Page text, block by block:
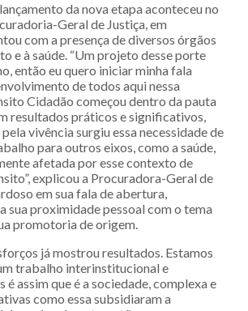
da nova etapa aconteceu no
Geral de Justiça, em
com a presença de diversos órgãos
e à saúde. “Um projeto desse porte
então eu quero iniciar minha fala
de todos aqui nessa
Cidadão começou dentro da pauta
resultados práticos e significativos,
vivência surgiu essa necessidade de
para outros eixos, como a saúde,
afetada por esse contexto de
explicou a Procuradora-Geral de
em sua fala de abertura,
sua proximidade pessoal com o tema
promotoria de origem.
já mostrou resultados. Estamos
trabalho interinstitucional e
assim que é a sociedade, complexa e
como essa subsidiaram a